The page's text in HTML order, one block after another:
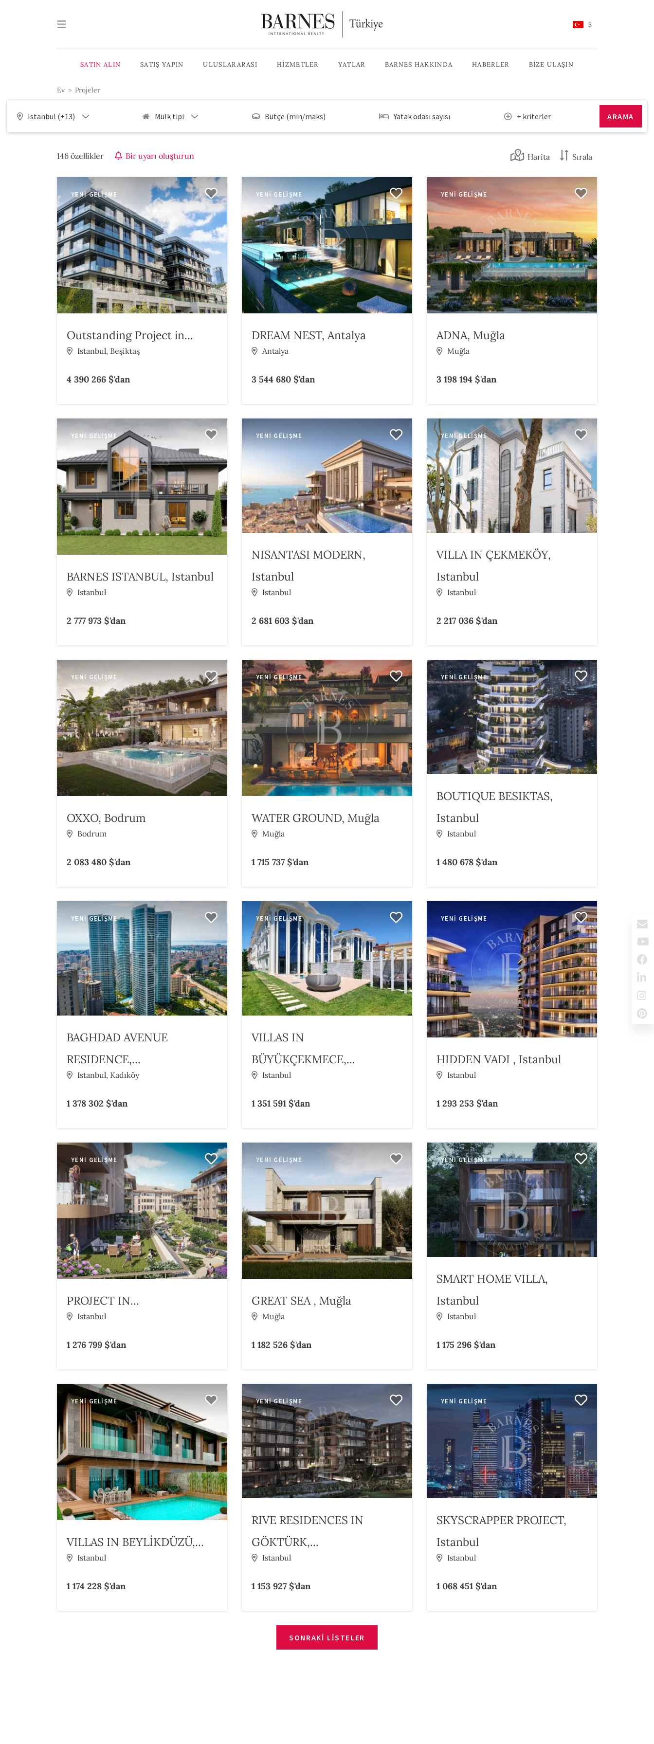
$
SATIN ALIN SATIŞ YAPIN ULUSLARARASI HIZMETLER YATLAR BARNES HAKKINDA HABERLER BIZE ULAŞIN
Ev Projeler
Istanbul (+13) Mülk tipi Bütçe (min/maks) Yatak odası sayısı + kriterler
146 özellikler Bir uyarı oluşturun Harita Sırala
YENI GELIŞME
Outstanding Project in...
Istanbul, Beşiktaş
4 390 266 $'dan
YENI GELIŞME
DREAM NEST, Antalya
Antalya
3 544 680 $'dan
YENI GELIŞME
ADNA, Muğla
Muğla
3 198 194 $'dan
YENI GELIŞME
BARNES ISTANBUL, Istanbul
Istanbul
2 777 973 $'dan
YENI GELIŞME
NISANTASI MODERN,
Istanbul
Istanbul
2 681 603 $'dan
YENI GELIŞME
VILLA IN ÇEKMEKÖY,
Istanbul
Istanbul
2 217 036 $'dan
YENI GELIŞME
OXXO, Bodrum
Bodrum
2 083 480 $'dan
YENI GELIŞME
WATER GROUND, Muğla
Muğla
1 715 737 $'dan
YENI GELIŞME
BOUTIQUE BESIKTAS,
Istanbul
Istanbul
1 480 678 $'dan
YENI GELIŞME
BAGHDAD AVENUE
RESIDENCE,...
Istanbul, Kadıköy
1 378 302 $'dan
YENI GELIŞME
VILLAS IN
BÜYÜKÇEKMECE,...
Istanbul
1 351 591 $'dan
YENI GELIŞME
HIDDEN VADI , Istanbul
Istanbul
1 293 253 $'dan
YENI GELIŞME
PROJECT IN...
Istanbul
1 276 799 $'dan
YENI GELIŞME
GREAT SEA , Muğla
Muğla
1 182 526 $'dan
YENI GELIŞME
SMART HOME VILLA,
Istanbul
Istanbul
1 175 296 $'dan
YENI GELIŞME
VILLAS IN BEYLİKDÜZÜ,...
Istanbul
1 174 228 $'dan
YENI GELIŞME
RIVE RESIDENCES IN
GÖKTÜRK,...
Istanbul
1 153 927 $'dan
YENI GELIŞME
SKYSCRAPPER PROJECT,
Istanbul
Istanbul
1 068 451 $'dan
SONRAKI LISTELER